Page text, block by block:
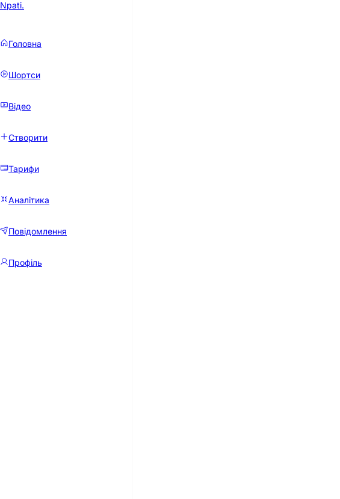
Npati.
Головна
Шортси
Відео
Створити
Тарифи
Аналітика
Повідомлення
Профіль